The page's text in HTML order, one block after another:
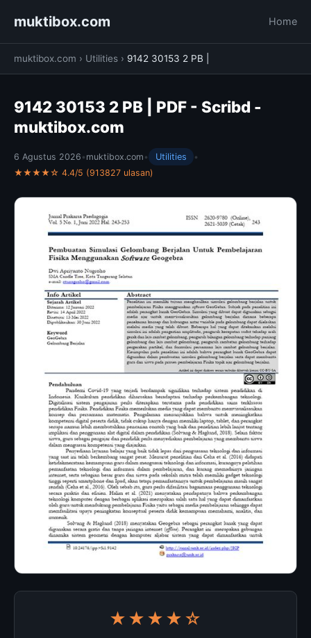
muktibox.com Home
muktibox.com › Utilities › 9142 30153 2 PB |
9142 30153 2 PB | PDF - Scribd -
muktibox.com
6 Agustus 2026 • muktibox.com • Utilities
•
★★★★☆ 4.4/5 (913827 ulasan)
★★★★☆